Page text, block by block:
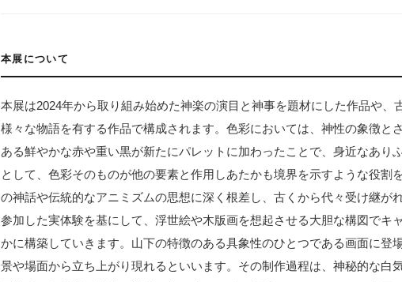
本展について
本展は2024年から取り組み始めた神楽の演目と神事を題材にした作品や、
様々な物語を有する作品で構成されます。色彩においては、神性の象徴と
ある鮮やかな赤や重い黒が新たにパレットに加わったことで、身近なあり
として、色彩そのものが他の要素と作用しあたかも境界を示すような役割
の神話や伝統的なアニミズムの思想に深く根差し、古くから代々受け継が
参加した実体験を基にして、浮世絵や木版画を想起させる大胆な構図でキ
かに構築していきます。山下の特徴のある具象性のひとつである画面に登
景や場面から立ち上がり現れるといいます。その制作過程は、神秘的な白